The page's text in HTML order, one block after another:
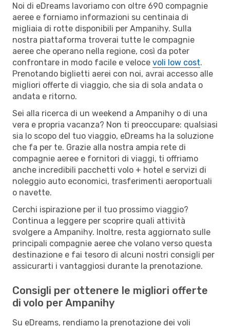
Noi di eDreams lavoriamo con oltre 690 compagnie
aeree e forniamo informazioni su centinaia di
migliaia di rotte disponibili per Ampanihy. Sulla
nostra piattaforma troverai tutte le compagnie
aeree che operano nella regione, così da poter
confrontare in modo facile e veloce voli low cost.
Prenotando biglietti aerei con noi, avrai accesso alle
migliori offerte di viaggio, che sia di sola andata o
andata e ritorno.
Sei alla ricerca di un weekend a Ampanihy o di una
vera e propria vacanza? Non ti preoccupare: qualsiasi
sia lo scopo del tuo viaggio, eDreams ha la soluzione
che fa per te. Grazie alla nostra ampia rete di
compagnie aeree e fornitori di viaggi, ti offriamo
anche incredibili pacchetti volo + hotel e servizi di
noleggio auto economici, trasferimenti aeroportuali
o navette.
Cerchi ispirazione per il tuo prossimo viaggio?
Continua a leggere per scoprire quali attività
svolgere a Ampanihy. Inoltre, resta aggiornato sulle
principali compagnie aeree che volano verso questa
destinazione e fai tesoro di alcuni nostri consigli per
assicurarti i vantaggiosi durante la prenotazione.
Consigli per ottenere le migliori offerte
di volo per Ampanihy
Su eDreams, rendiamo la prenotazione dei voli